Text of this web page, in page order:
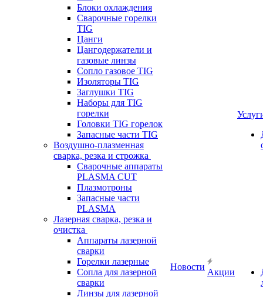
Блоки охлаждения
Сварочные горелки
TIG
Цанги
Цангодержатели и
газовые линзы
Сопло газовое TIG
Изоляторы TIG
Заглушки TIG
Наборы для TIG
горелки
Головки TIG горелок
Запасные части TIG
Воздушно-плазменная
сварка, резка и строжка
Сварочные аппараты
PLASMA CUT
Плазмотроны
Запасные части
PLASMA
Лазерная сварка, резка и
очистка
Аппараты лазерной
сварки
Горелки лазерные
Сопла для лазерной
сварки
Линзы для лазерной
Новости
Акции